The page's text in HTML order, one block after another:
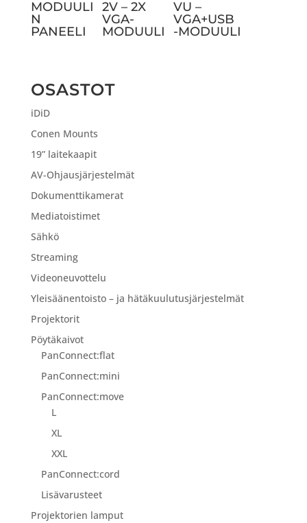
MODUULI
N
PANEELI
2V – 2X
VGA-
MODUULI
VU –
VGA+USB
-MODUULI
OSASTOT
iDiD
Conen Mounts
19” laitekaapit
AV-Ohjausjärjestelmät
Dokumenttikamerat
Mediatoistimet
Sähkö
Streaming
Videoneuvottelu
Yleisäänentoisto – ja hätäkuulutusjärjestelmät
Projektorit
Pöytäkaivot
PanConnect:flat
PanConnect:mini
PanConnect:move
L
XL
XXL
PanConnect:cord
Lisävarusteet
Projektorien lamput